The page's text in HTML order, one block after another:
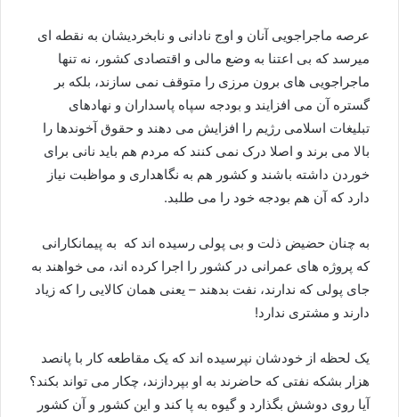
عرصه ماجراجویی آنان و اوج نادانی و نابخردیشان به نقطه ای
میرسد که بی اعتنا به وضع مالی و اقتصادی کشور، نه تنها
ماجراجویی های برون مرزی را متوقف نمی سازند، بلکه بر
گستره آن می افزایند و بودجه سپاه پاسداران و نهادهای
تبلیغات اسلامی رژیم را افزایش می دهند و حقوق آخوندها را
بالا می برند و اصلا درک نمی کنند که مردم هم باید نانی برای
خوردن داشته باشند و کشور هم به نگاهداری و مواظبت نیاز
دارد که آن هم بودجه خود را می طلبد.
به چنان حضیض ذلت و بی پولی رسیده اند که به پیمانکارانی
که پروژه های عمرانی در کشور را اجرا کرده اند، می خواهند به
جای پولی که ندارند، نفت بدهند – یعنی همان کالایی را که زیاد
دارند و مشتری ندارد!
یک لحظه از خودشان نپرسیده اند که یک مقاطعه کار با پانصد
هزار بشکه نفتی که حاضرند به او بپردازند، چکار می تواند بکند؟
آیا روی دوشش بگذارد و گیوه به پا کند و این کشور و آن کشور